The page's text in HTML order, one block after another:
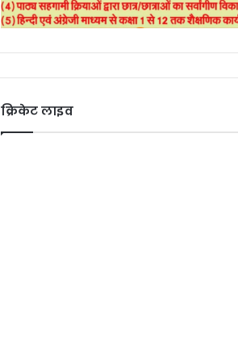
क्रिकेट लाइव